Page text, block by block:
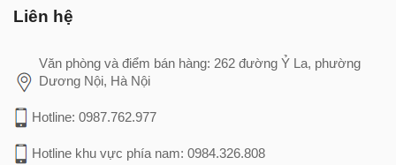
Liên hệ
Văn phòng và điểm bán hàng: 262 đường Ỷ La, phường
Dương Nội, Hà Nội
Hotline: 0987.762.977
Hotline khu vực phía nam: 0984.326.808